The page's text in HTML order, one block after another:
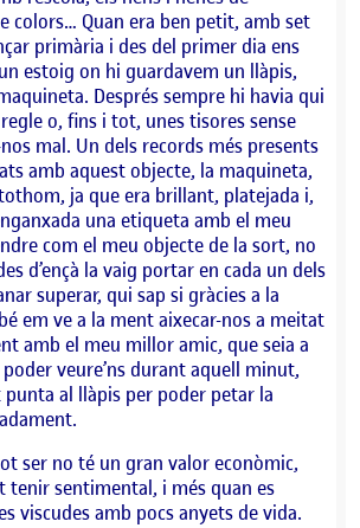
colors… Quan era ben petit, amb set
primària i des del primer dia ens
estoig on hi guardavem un llàpis,
Després sempre hi havia qui
o, fins i tot, unes tisores sense
mal. Un dels records més presents
amb aquest objecte, la maquineta,
ja que era brillant, platejada i,
una etiqueta amb el meu
com el meu objecte de la sort, no
d’ençà la vaig portar en cada un dels
superar, qui sap si gràcies a la
em ve a la ment aixecar-nos a meitat
amb el meu millor amic, que seia a
veure’ns durant aquell minut,
al llàpis per poder petar la
ser no té un gran valor econòmic,
tenir sentimental, i més quan es
viscudes amb pocs anyets de vida.